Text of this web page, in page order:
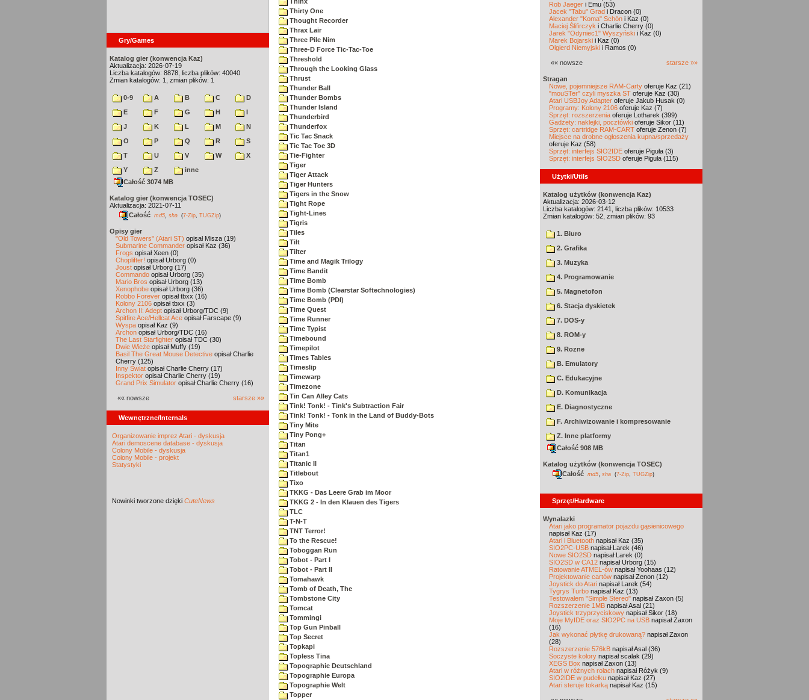
Gry/Games
Katalog gier (konwencja Kaz)
Aktualizacja: 2026-07-19
Liczba katalogów: 8878, liczba plików: 40040
Zmian katalogów: 1, zmian plików: 1
0-9 A B C
D
E
F G H
I
J
K L M
N
O
P Q R
S
T
U V W
X
Y
Z
inne
Całość 3074 MB
Katalog gier (konwencja TOSEC)
Aktualizacja: 2021-07-11
Całość md5 sha (7-Zip TUGZip)
Opisy gier
"Old Towers" (Atari ST) opisał Misza (19)
Submarine Commander opisał Kaz (36)
Frogs opisał Xeen (0)
Choplifter! opisał Urborg (0)
Joust opisał Urborg (17)
Commando opisał Urborg (35)
Mario Bros opisał Urborg (13)
Xenophobe opisał Urborg (36)
Robbo Forever opisał tbxx (16)
Kolony 2106 opisał tbxx (3)
Archon II: Adept opisał Urborg/TDC (9)
Spitfire Ace/Hellcat Ace opisał Farscape (9)
Wyspa opisał Kaz (9)
Archon opisał Urborg/TDC (16)
The Last Starfighter opisał TDC (30)
Dwie Wieże opisał Muffy (19)
Basil The Great Mouse Detective opisał Charlie
Cherry (125)
Inny Świat opisał Charlie Cherry (17)
Inspektor opisał Charlie Cherry (19)
Grand Prix Simulator opisał Charlie Cherry (16)
«« nowsze starsze »»
Wewnętrzne/Internals
Organizowanie imprez Atari - dyskusja
Atari demoscene database - dyskusja
Colony Mobile - dyskusja
Colony Mobile - projekt
Statystyki
Nowinki tworzone dzięki CuteNews
Thirty One
Thought Recorder
Thrax Lair
Three Pile Nim
Three-D Force Tic-Tac-Toe
Threshold
Through the Looking Glass
Thrust
Thunder Ball
Thunder Bombs
Thunder Island
Thunderbird
Thunderfox
Tic Tac Snack
Tic Tac Toe 3D
Tie-Fighter
Tiger
Tiger Attack
Tiger Hunters
Tigers in the Snow
Tight Rope
Tight-Lines
Tigris
Tiles
Tilt
Tilter
Time and Magik Trilogy
Time Bandit
Time Bomb
Time Bomb (Clearstar Softechnologies)
Time Bomb (PDI)
Time Quest
Time Runner
Time Typist
Timebound
Timepilot
Times Tables
Timeslip
Timewarp
Timezone
Tin Can Alley Cats
Tink! Tonk! - Tink's Subtraction Fair
Tink! Tonk! - Tonk in the Land of Buddy-Bots
Tiny Mite
Tiny Pong+
Titan
Titan1
Titanic II
Titlebout
Tixo
TKKG - Das Leere Grab im Moor
TKKG 2 - In den Klauen des Tigers
TLC
T-N-T
TNT Terror!
To the Rescue!
Toboggan Run
Tobot - Part I
Tobot - Part II
Tomahawk
Tomb of Death, The
Tombstone City
Tomcat
Tommingi
Top Gun Pinball
Top Secret
Topkapi
Topless Tina
Topographie Deutschland
Topographie Europa
Topographie Welt
Topper
Rob Jaeger i Emu (53)
Jacek "Tabu" Grad i Dracon (0)
Alexander "Koma" Schön i Kaz (0)
Maciej Ślifirczyk i Charlie Cherry (0)
Jarek "Odyniec1" Wyszyński i Kaz (0)
Marek Bojarski i Kaz (0)
Olgierd Niemyjski i Ramos (0)
«« nowsze starsze »»
Stragan
Nowe, pojemniejsze RAM-Carty oferuje Kaz (21)
"mouSTer" czyli myszka ST oferuje Kaz (30)
Atari USBJoy Adapter oferuje Jakub Husak (0)
Programy: Kolony 2106 oferuje Kaz (7)
Sprzęt: rozszerzenia oferuje Lotharek (399)
Gadżety: naklejki, pocztówki oferuje Sikor (11)
Sprzęt: cartridge RAM-CART oferuje Zenon (7)
Miejsce na drobne ogłoszenia kupna/sprzedaży
oferuje Kaz (58)
Sprzęt: interfejs SIO2IDE oferuje Piguła (3)
Sprzęt: interfejs SIO2SD oferuje Piguła (115)
Użytki/Utils
Katalog użytków (konwencja Kaz)
Aktualizacja: 2026-03-12
Liczba katalogów: 2141, liczba plików: 10533
Zmian katalogów: 52, zmian plików: 93
1. Biuro
2. Grafika
3. Muzyka
4. Programowanie
5. Magnetofon
6. Stacja dyskietek
7. DOS-y
8. ROM-y
9. Rozne
B. Emulatory
C. Edukacyjne
D. Komunikacja
E. Diagnostyczne
F. Archiwizowanie i kompresowanie
Z. Inne platformy
Całość 908 MB
Katalog użytków (konwencja TOSEC)
Całość md5 sha (7-Zip TUGZip)
Sprzęt/Hardware
Wynalazki
Atari jako programator pojazdu gąsienicowego
napisał Kaz (17)
Atari i Bluetooth napisał Kaz (35)
SIO2PC-USB napisał Larek (46)
Nowe SIO2SD napisał Larek (0)
SIO2SD w CA12 napisał Urborg (15)
Ratowanie ATMEL-ów napisał Yoohaas (12)
Projektowanie cartów napisał Zenon (12)
Joystick do Atari napisał Larek (54)
Tygrys Turbo napisał Kaz (13)
Testowałem "Simple Stereo" napisał Zaxon (5)
Rozszerzenie 1MB napisał Asal (21)
Joystick trzyprzyciskowy napisał Sikor (18)
Moje MyIDE oraz SIO2PC na USB napisał Zaxon
(16)
Jak wykonać płytkę drukowaną? napisał Zaxon
(28)
Rozszerzenie 576kB napisał Asal (36)
Soczyste kolory napisał scalak (29)
XEGS Box napisał Zaxon (13)
Atari w różnych rolach napisał Różyk (9)
SIO2IDE w pudełku napisał Kaz (27)
Atari steruje tokarką napisał Kaz (15)